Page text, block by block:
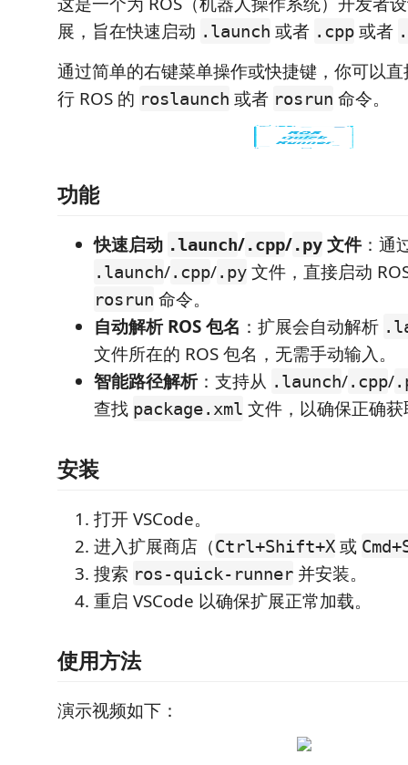
展，旨在快速启动 .launch 或者 .cpp 或者
通过简单的右键菜单操作或快捷键，你可以
行 ROS 的 roslaunch 或者 rosrun 命令。
功能
快速启动 .launch/.cpp/.py 文件 ：通
.launch/.cpp/.py 文件，直接启动
rosrun 命令。
自动解析 ROS 包名 ：扩展会自动解析
文件所在的 ROS 包名，无需手动输入。
智能路径解析：支持从 .launch/.cpp/
查找 package.xml 文件，以确保正确获
安装
打开 VSCode。
进入扩展商店（Ctrl+Shift+X 或
搜索 ros-quick-runner 并安装。
重启 VSCode 以确保扩展正常加载。
使用方法
演示视频如下：